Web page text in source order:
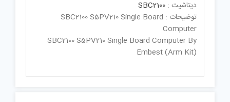
دیتاشیت : SBC2100
توضیحات : SBC2100 S5PV210 Single Board
Computer
SBC2100 S5PV210 Single Board Computer By
Embest (Arm Kit)